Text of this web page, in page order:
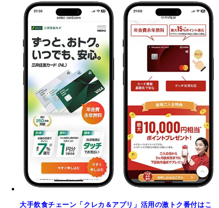
大手飲食チェーン「クレカ＆アプリ」活用の激トク番付はこ